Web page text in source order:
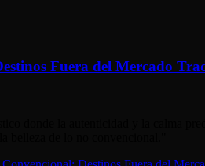
Fuera del Mercado